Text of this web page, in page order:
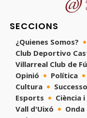
SECCIONS
¿Quienes Somos?
Club Deportivo
Villarreal Club de
Opinió
Política
Cultura
Esports
Ciència
Vall d'Uixó
Onda